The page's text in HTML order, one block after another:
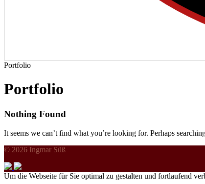
Portfolio
Portfolio
Nothing Found
It seems we can’t find what you’re looking for. Perhaps
© 2026 Ingmar Süß
Um die Webseite für Sie optimal zu gestalten und fortlaufend